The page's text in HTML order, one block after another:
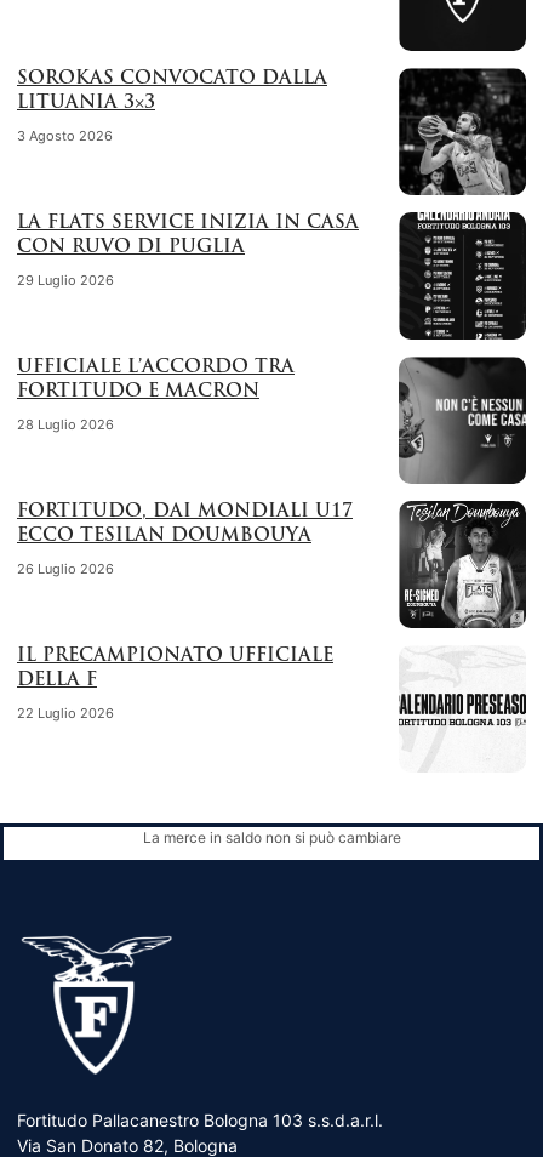
SOROKAS CONVOCATO DALLA
LITUANIA 3×3
3 Agosto 2026
LA FLATS SERVICE INIZIA IN CASA
CON RUVO DI PUGLIA
29 Luglio 2026
UFFICIALE L’ACCORDO TRA
FORTITUDO E MACRON
28 Luglio 2026
FORTITUDO, DAI MONDIALI U17
ECCO TESILAN DOUMBOUYA
26 Luglio 2026
IL PRECAMPIONATO UFFICIALE
DELLA F
22 Luglio 2026
La merce in saldo non si può cambiare
Fortitudo Pallacanestro Bologna 103 s.s.d.a.r.l.
Via San Donato 82, Bologna